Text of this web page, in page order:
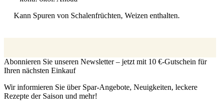
Kann Spuren von Schalenfrüchten, Weizen enthalten.
Abonnieren Sie unseren Newsletter – jetzt mit 10 €-Gutschein für
Ihren nächsten Einkauf
Wir informieren Sie über Spar-Angebote, Neuigkeiten, leckere
Rezepte der Saison und mehr!